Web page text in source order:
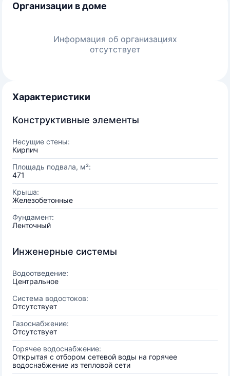
Организации в доме
Информация об организациях
отсутствует
Характеристики
Конструктивные элементы
Несущие стены:
Кирпич
Площадь подвала, м²:
471
Крыша:
Железобетонные
Фундамент:
Ленточный
Инженерные системы
Водоотведение:
Центральное
Система водостоков:
Отсутствует
Газоснабжение:
Отсутствует
Горячее водоснабжение:
Открытая с отбором сетевой воды на горячее
водоснабжение из тепловой сети